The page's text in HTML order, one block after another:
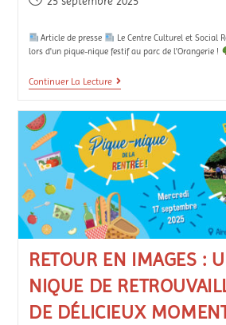
Article de presse
Le Centre Culturel et Social
lors d'un pique-nique festif au parc de l'Orangerie !
Continuer La Lecture
RETOUR EN IMAGES :
NIQUE DE
DE DÉLICIEUX